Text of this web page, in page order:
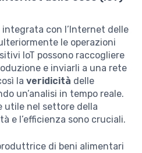
integrata con l’Internet delle
le operazioni
IoT possono raccogliere
e inviarli a una rete
la veridicità delle
un’analisi in tempo reale.
utile nel settore della
e l’efficienza sono cruciali.
di beni alimentari